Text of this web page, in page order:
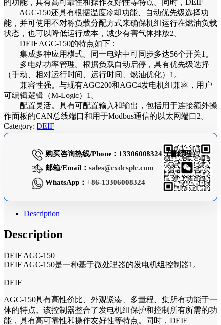
的功能，具有高可靠性和操作友好性等特点。同时，DEIF
AGC-150还具有根据温度冷却功能、自动优先级选择功
能，并可使用不对称负载分配方式来确保机组运行在燃油负载
状态，也可以降低运行成本，减少有害气体排放2。
DEIF AGC-150的特点如下：
集成多种应用模式。同一电站中可同步多达56个开关1。
多电站功率管理。根据负载自动启停，具有优先级选择
（手动、相对运行时间、运行时间、燃油优化）1。
兼容性强。与现有AGC200和AGC4发电机组兼容，用户
可编辑逻辑（M-Logic）1。
配置灵活。具有可配置输入和输出，包括用于连接额外操
作面板的CAN总线端口和用于Modbus通信的以太网端口2。
Category: DEIF
购买咨询热线/Phone：13306008324（曹经理）
邮箱/Email： sales@cxdcsplc.com
WhatsApp： +86-13306008324
Description
Description
DEIF AGC-150
DEIF AGC-150是一种基于微处理器的发电机组控制器1。
DEIF
AGC-150具有高性价比、外观紧凑、多量程、集所有功能于一
体的特点。该控制器整合了发电机组保护和控制所有所需的功
能，具有高可靠性和操作友好性等特点。同时，DEIF